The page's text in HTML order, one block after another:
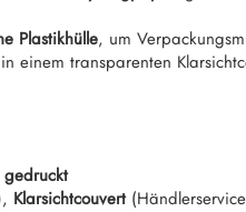
Plastikhülle, um
einem transparenten
gedruckt
Klarsichtcouvert